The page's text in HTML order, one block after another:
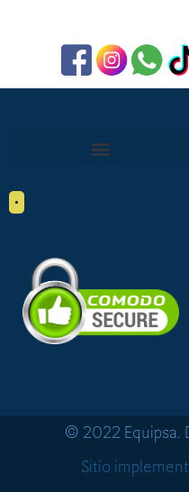
•
© 2022 Equipsa.
Sitio